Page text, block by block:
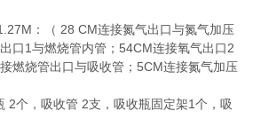
：（ 28 CM连接氮气出口与氮气加压
口1与燃烧管内管；54CM连接氧气出口2
燃烧管出口与吸收管；5CM连接氮气加压
2个，吸收管 2支，吸收瓶固定架1个，吸